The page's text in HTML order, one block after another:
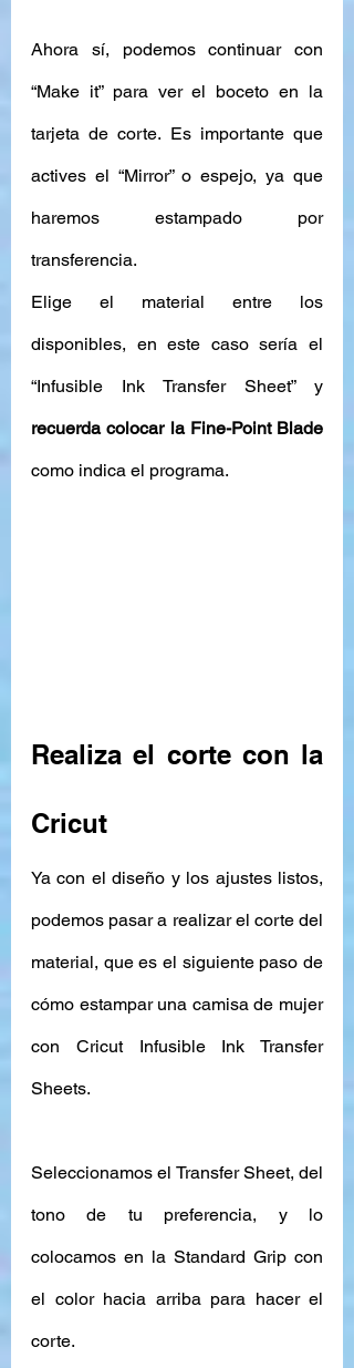
Ahora sí, podemos continuar con
“Make it” para ver el boceto en la
tarjeta de corte. Es importante que
actives el “Mirror” o espejo, ya que
haremos estampado por
transferencia.
Elige el material entre los
disponibles, en este caso sería el
recuerda colocar la Fine-Point Blade
como indica el programa.
Realiza el corte con la
Cricut
Ya con el diseño y los ajustes listos,
podemos pasar a realizar el corte del
material, que es el siguiente paso de
cómo estampar una camisa de mujer
con Cricut Infusible Ink Transfer
Sheets.
Seleccionamos el Transfer Sheet, del
tono de tu preferencia, y lo
colocamos en la Standard Grip con
el color hacia arriba para hacer el
corte.